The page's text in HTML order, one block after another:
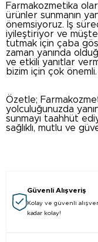
Farmakozmetika
ürünler sunmanın
önemsiyoruz. İş
iyileştiriyor ve
tutmak için çaba
zaman yanında
ve etkili yanıtlar
bizim için çok önemli.
Özetle;
yolculuğunuzda
sunmayı taahhüt
sağlıklı, mutlu ve
Güvenli Alışveriş
Kolay ve güvenli
kadar kolay!